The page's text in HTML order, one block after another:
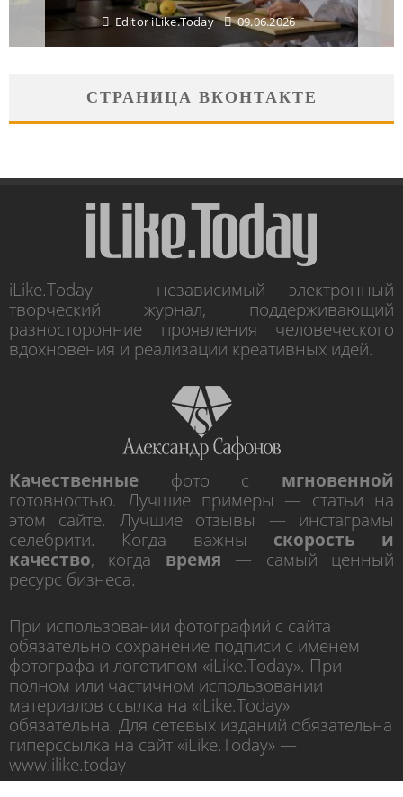
Editor iLike.Today 29.04.2026
СТРАНИЦА ВКОНТАКТЕ
iLike.Today — независимый электронный
творческий журнал, поддерживающий
разносторонние проявления человеческого
вдохновения и реализации креативных идей.
Качественные фото с мгновенной
готовностью. Лучшие примеры — статьи на
этом сайте. Лучшие отзывы — инстаграмы
селебрити. Когда важны скорость и
качество, когда время — самый ценный
ресурс бизнеса.
При использовании фотографий с сайта
обязательно сохранение подписи с именем
фотографа и логотипом «iLike.Today». При
полном или частичном использовании
материалов ссылка на «iLike.Today»
обязательна. Для сетевых изданий обязательна
гиперссылка на сайт «iLike.Today» —
www.ilike.today